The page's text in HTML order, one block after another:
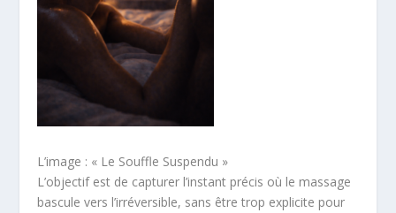
L’image : « Le Souffle Suspendu »
L’objectif est de capturer l’instant précis où le massage
bascule vers l’irréversible, sans être trop explicite pour